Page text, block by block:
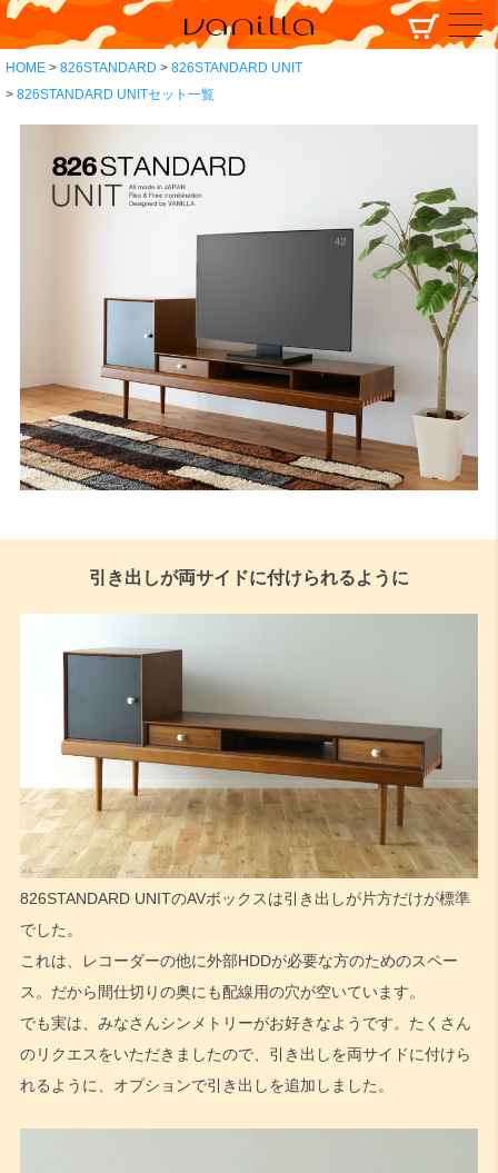
HOME 826STANDARD
826STANDARD UNIT
826STANDARD UNITセット一覧
引き出しが両サイドに付けられるように
826STANDARD UNITのAVボックスは引き出しが片方だけが標準
でした。
これは、レコーダーの他に外部HDDが必要な方のためのスペー
ス。だから間仕切りの奥にも配線用の穴が空いています。
でも実は、みなさんシンメトリーがお好きなようです。たくさん
のリクエスをいただきましたので、引き出しを両サイドに付けら
れるように、オプションで引き出しを追加しました。